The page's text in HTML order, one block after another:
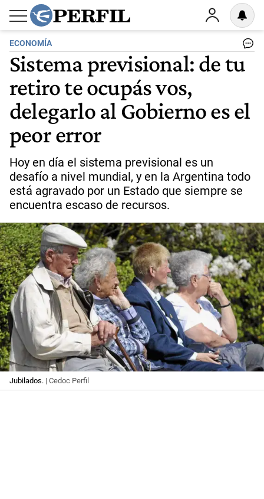
ECONOMÍA
Sistema previsional: de tu
retiro te ocupás vos,
delegarlo al Gobierno es el
peor error
Hoy en día el sistema previsional es un
desafío a nivel mundial, y en la Argentina todo
está agravado por un Estado que siempre se
encuentra escaso de recursos.
Jubilados. | Cedoc Perfil